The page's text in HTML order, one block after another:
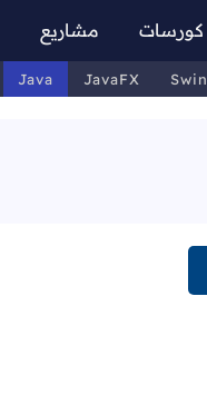
كورسات مشاريع
Java JavaFX